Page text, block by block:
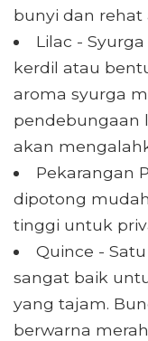
bunyi dan rehat
Lilac -
kerdil atau
aroma syurga
pendebungaan
akan
Pekarangan
dipotong
tinggi untuk
Quince -
sangat baik
yang tajam.
berwarna